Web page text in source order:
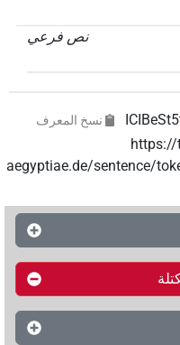
نص فرعي
نسخ المعرف
https://
aegyptiae.de/sentence/